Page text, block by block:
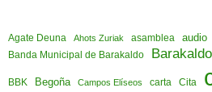
Agate Deuna Ahots Zuriak asamblea audio
Banda Municipal de Barakaldo
BBK Begoña Campos Elíseos carta Cita